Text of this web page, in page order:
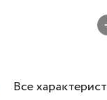
Все